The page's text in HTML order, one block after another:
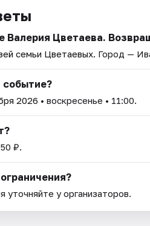
Валерия Цветаева.
семьи Цветаевых. Город —
событие?
2026 • воскресенье • 11:00.
₽.
уточняйте у организаторов.